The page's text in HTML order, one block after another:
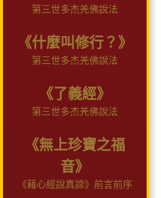
第三世多杰羌佛說法
《什麼叫修行？》
第三世多杰羌佛說法
《了義經》
第三世多杰羌佛說法
《無上珍寶之福
音》
《藉心經說真諦》前言前序